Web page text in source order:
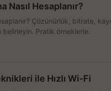
Nasıl Hesaplanır?
Çözünürlük, bitrate,
Pratik örneklerle.
ile Hızlı Wi-Fi